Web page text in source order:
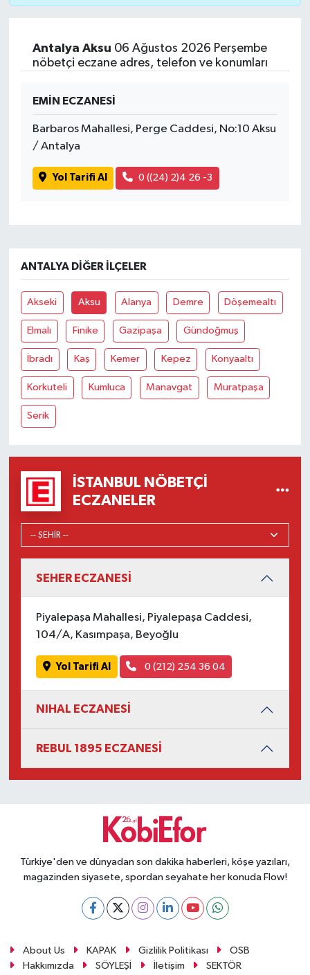
Antalya Aksu 06 Ağustos 2026 Perşembe
nöbetçi eczane adres, telefon ve konumları
EMİN ECZANESİ
Barbaros Mahallesi, Perge Caddesi, No:10 Aksu
/ Antalya
Yol Tarifi Al 0 ((24) 2)4 26 -3
ANTALYA DIĞER İLÇELER
Akseki Aksu Alanya Demre Döşemealtı
Elmalı Finike Gazipaşa Gündoğmuş
İbradı Kaş Kemer Kepez Konyaaltı
Korkuteli Kumluca Manavgat Muratpaşa
Serik
İSTANBUL NÖBETÇI
ECZANELER
SEHER ECZANESİ
Piyalepaşa Mahallesi, Piyalepaşa Caddesi,
104/A, Kasımpaşa, Beyoğlu
Yol Tarifi Al 0 (212) 254 36 04
NIHAL ECZANESİ
REBUL 1895 ECZANESİ
Türkiye'den ve dünyadan son dakika haberleri, köşe yazıları,
magazinden siyasete, spordan seyahate her konuda Flow!
About Us KAPAK Gizlilik Politikası
OSB
Hakkımızda
SÖYLEŞİ İletişim SEKTÖR